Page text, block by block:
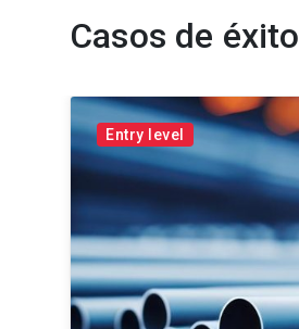
Casos de éxito
Entry level